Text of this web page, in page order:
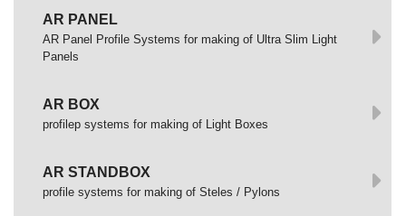
AR PANEL
AR Panel Profile Systems for making of Ultra Slim Light
Panels
AR BOX
profilep systems for making of Light Boxes
AR STANDBOX
profile systems for making of Steles / Pylons